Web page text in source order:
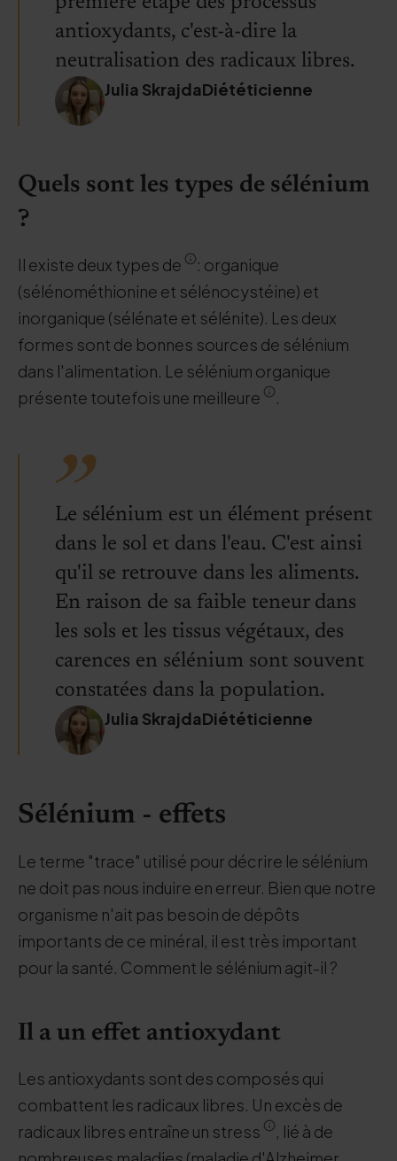
antioxydants, c'est-à-dire la
neutralisation des radicaux libres.
Julia SkrajdaDiététicienne
Quels sont les types de sélénium
?
Il existe deux types de
: organique
(sélénométhionine et sélénocystéine) et
inorganique (sélénate et sélénite). Les deux
formes sont de bonnes sources de sélénium
dans l'alimentation. Le sélénium organique
présente toutefois une meilleure
.
Le sélénium est un élément présent
dans le sol et dans l'eau. C'est ainsi
qu'il se retrouve dans les aliments.
En raison de sa faible teneur dans
les sols et les tissus végétaux, des
carences en sélénium sont souvent
constatées dans la population.
Julia SkrajdaDiététicienne
Sélénium - effets
Le terme "trace" utilisé pour décrire le sélénium
ne doit pas nous induire en erreur. Bien que notre
organisme n'ait pas besoin de dépôts
importants de ce minéral, il est très important
pour la santé. Comment le sélénium agit-il ?
Il a un effet antioxydant
Les antioxydants sont des composés qui
combattent les radicaux libres. Un excès de
radicaux libres entraîne un stress
, lié à de